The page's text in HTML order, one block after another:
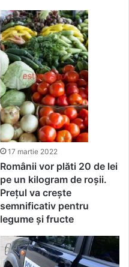
17 martie 2022
Românii vor plăti 20 de lei
pe un kilogram de roșii.
Prețul va crește
semnificativ pentru
legume și fructe